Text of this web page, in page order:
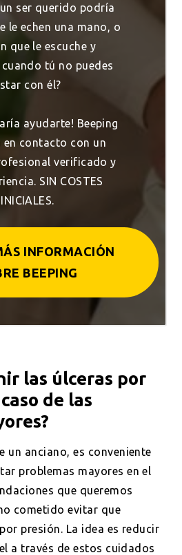
un ser querido podría
le echen una mano, o
que le escuche y
tú no puedes
con él?
ayudarte! Beeping
en contacto con un
verificado y
SIN COSTES
INICIALES.
INFORMACIÓN
BEEPING
las úlceras por
de las
un anciano, es conveniente
problemas mayores en el
que queremos
cometido evitar que
presión. La idea es reducir
a través de estos cuidados